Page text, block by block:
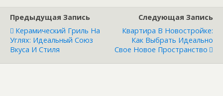
o
o
k
kl
as
ni
p
m
Предыдущая Запись
Керамический Гриль На
Углях: Идеальный Союз
Вкуса И Стиля
Следующая Запись
Квартира В Новостройке:
Как Выбрать Идеально
Свое Новое Пространство